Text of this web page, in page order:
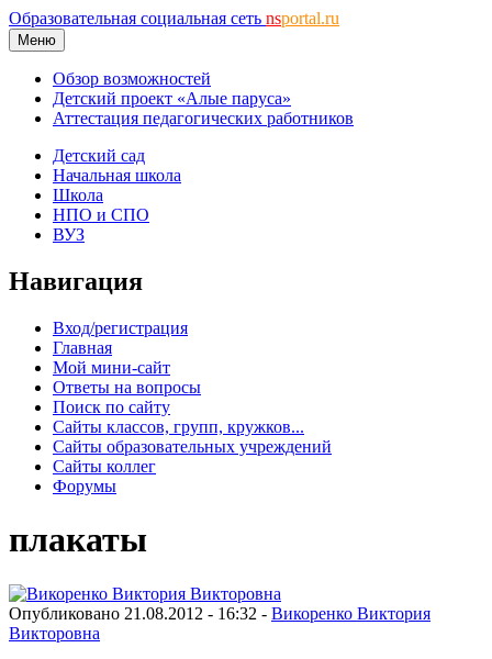
Образовательная социальная сеть nsportal.ru
Меню
Обзор возможностей
Детский проект «Алые паруса»
Аттестация педагогических работников
Детский сад
Начальная школа
Школа
НПО и СПО
ВУЗ
Навигация
Вход/регистрация
Главная
Мой мини-сайт
Ответы на вопросы
Поиск по сайту
Сайты классов, групп, кружков...
Сайты образовательных учреждений
Сайты коллег
Форумы
плакаты
Опубликовано 21.08.2012 - 16:32 - Викоренко Виктория
Викторовна